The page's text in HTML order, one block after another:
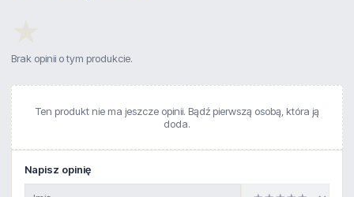
Brak opinii o tym produkcie.
Ten produkt nie ma jeszcze opinii. Bądź pierwszą osobą, która ją
doda.
Napisz opinię